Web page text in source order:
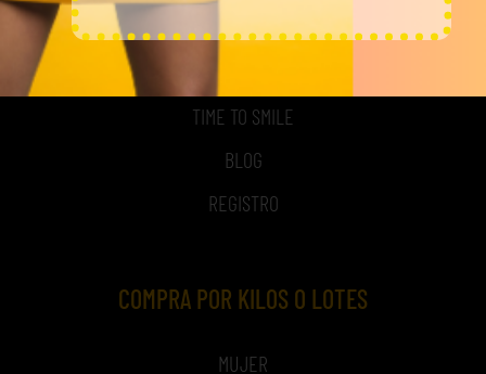
ACCESO A MI CUENTA
TIME TO SMILE
BLOG
REGISTRO
COMPRA POR KILOS O LOTES
MUJER